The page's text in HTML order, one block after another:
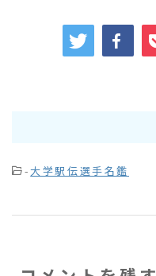
-大学駅伝選手名鑑